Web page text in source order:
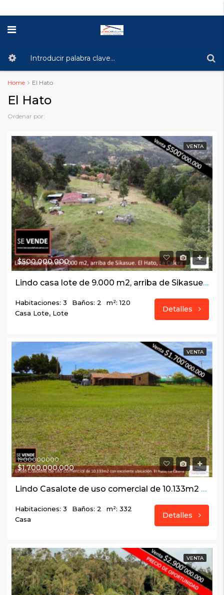
Home El Hato
El Hato
Ordenar por:
VENTA
$500,000,000
Lindo casa lote de 9.000 m2, arriba de Sikasue. El Hato, La Calera
Habitaciones: 3 Baños: 2
m²: 120
Casa Lote, Lote
Detalles
VENTA
1900000000
$1,700,000,000
Lindo Casalote de uso comercial de 10.133m2 con excelente ubicación. El Hato, La calera
Habitaciones: 3 Baños: 2
m²: 332
Casa
Detalles
VENTA